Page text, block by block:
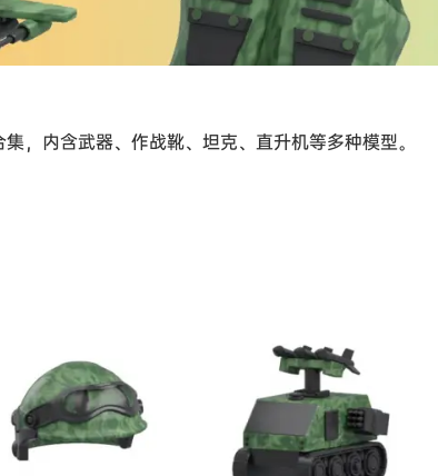
，内含武器、作战靴、坦克、直升机等多种模型。